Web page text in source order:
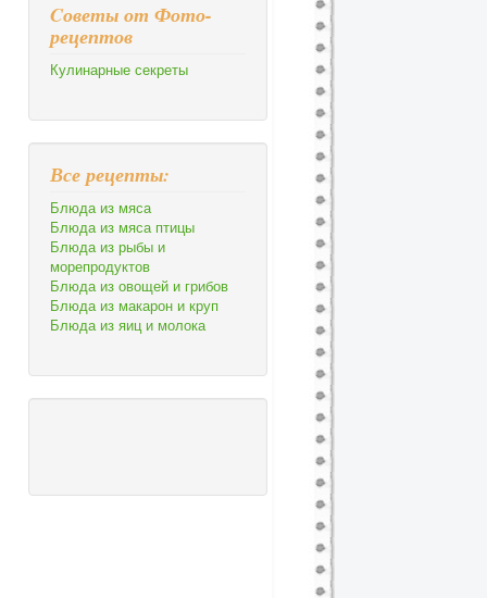
Cоветы от Фото-
рецептов
Кулинарные секреты
Все рецепты:
Блюда из мяса
Блюда из мяса птицы
Блюда из рыбы и
морепродуктов
Блюда из овощей и грибов
Блюда из макарон и круп
Блюда из яиц и молока